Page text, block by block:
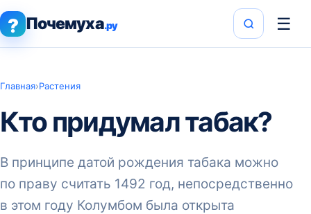
? Почемуха.ру ☰
Главная›Растения
Кто придумал табак?
В принципе датой рождения табака можно
по праву считать 1492 год, непосредственно
в этом году Колумбом была открыта